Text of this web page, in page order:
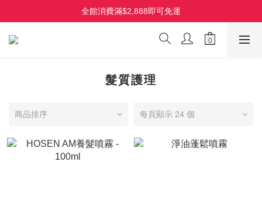
HOLO 3D 水潤離子夾 全新上市 首批限量
全館消費滿$2,888即可免運
TYMO Line 好友募集中，加入點選選單即可領$100 購物金
髮質護理
商品排序 每頁顯示 24 個